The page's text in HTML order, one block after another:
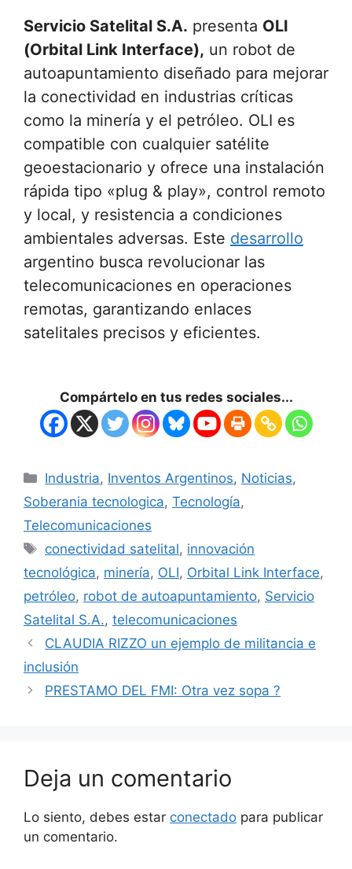
Servicio Satelital S.A. presenta OLI
(Orbital Link Interface), un robot de
autoapuntamiento diseñado para mejorar
la conectividad en industrias críticas
como la minería y el petróleo. OLI es
compatible con cualquier satélite
geoestacionario y ofrece una instalación
rápida tipo «plug & play», control remoto
y local, y resistencia a condiciones
ambientales adversas. Este desarrollo
argentino busca revolucionar las
telecomunicaciones en operaciones
remotas, garantizando enlaces
satelitales precisos y eficientes.
Compártelo en tus redes sociales...
Industria, Inventos Argentinos, Noticias,
Soberania tecnologica, Tecnología,
Telecomunicaciones
conectividad satelital, innovación
tecnológica, minería, OLI, Orbital Link Interface,
petróleo, robot de autoapuntamiento, Servicio
Satelital S.A., telecomunicaciones
CLAUDIA RIZZO un ejemplo de militancia e
inclusión
PRESTAMO DEL FMI: Otra vez sopa ?
Deja un comentario
Lo siento, debes estar conectado para publicar
un comentario.